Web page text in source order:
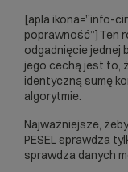
[apla ikona=”info-
poprawność”]Ten
odgadnięcie jednej
jego cechą jest to,
identyczną sumę
algorytmie.
Najważniejsze,
PESEL sprawdza
sprawdza danych